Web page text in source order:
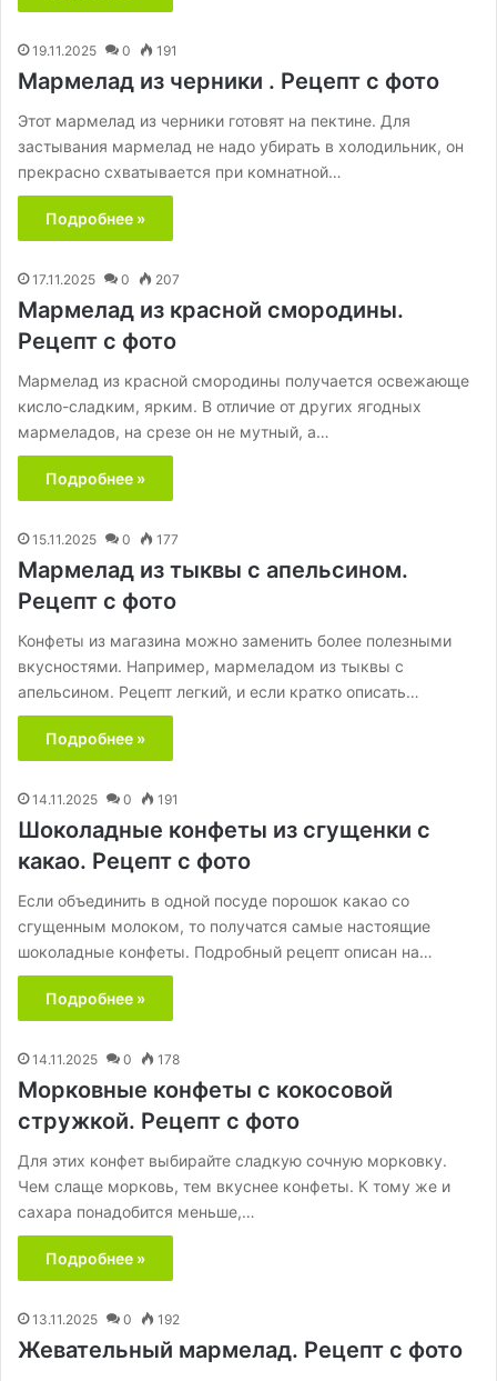
19.11.2025 0 191
Мармелад из черники . Рецепт с фото
Этот мармелад из черники готовят на пектине. Для
застывания мармелад не надо убирать в холодильник, он
прекрасно схватывается при комнатной…
Подробнее »
17.11.2025 0 207
Мармелад из красной смородины.
Рецепт с фото
Мармелад из красной смородины получается освежающе
кисло-сладким, ярким. В отличие от других ягодных
мармеладов, на срезе он не мутный, а…
Подробнее »
15.11.2025 0 177
Мармелад из тыквы с апельсином.
Рецепт с фото
Конфеты из магазина можно заменить более полезными
вкусностями. Например, мармеладом из тыквы с
апельсином. Рецепт легкий, и если кратко описать…
Подробнее »
14.11.2025 0 191
Шоколадные конфеты из сгущенки с
какао. Рецепт с фото
Если объединить в одной посуде порошок какао со
сгущенным молоком, то получатся самые настоящие
шоколадные конфеты. Подробный рецепт описан на…
Подробнее »
14.11.2025 0 178
Морковные конфеты с кокосовой
стружкой. Рецепт с фото
Для этих конфет выбирайте сладкую сочную морковку.
Чем слаще морковь, тем вкуснее конфеты. К тому же и
сахара понадобится меньше,…
Подробнее »
13.11.2025 0 192
Жевательный мармелад. Рецепт с фото